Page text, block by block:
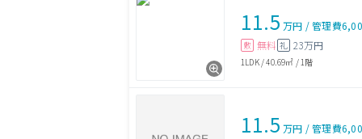
11.5 万円 /管理費
敷 無料 礼 23万円
1LDK/40.69㎡ / 1階
11.5 万円 /管理費